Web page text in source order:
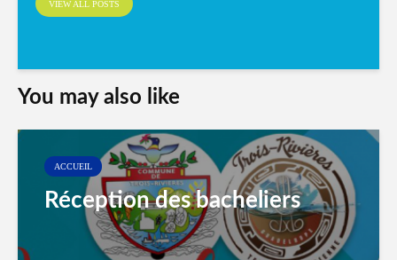
VIEW ALL POSTS
You may also like
ACCUEIL
Réception des bacheliers